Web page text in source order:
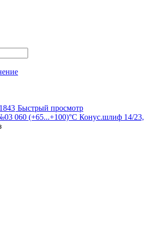
Быстрый просмотр
060 (+65...+100)°С Конус.шлиф 14/23,